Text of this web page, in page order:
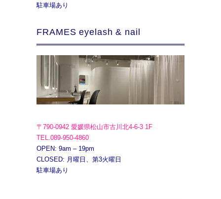
駐車場あり
FRAMES eyelash & nail
〒790-0942 愛媛県松山市古川北4-6-3 1F
TEL.089-950-4860
OPEN: 9am – 19pm
CLOSED: 月曜日、第3火曜日
駐車場あり